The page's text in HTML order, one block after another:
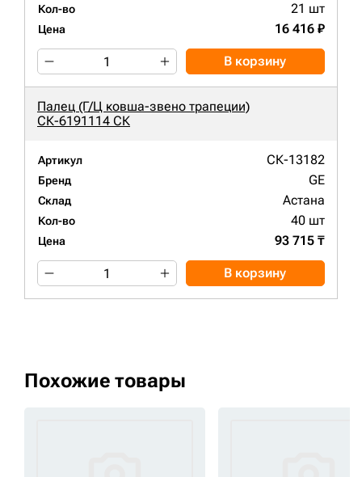
Кол-во 21 шт
Цена 16 416 ₽
В корзину
Палец (Г/Ц ковша-звено трапеции)
СК-6191114 СК
Артикул СК-13182
Бренд GE
Склад Астана
Кол-во 40 шт
Цена 93 715 ₸
В корзину
Похожие товары